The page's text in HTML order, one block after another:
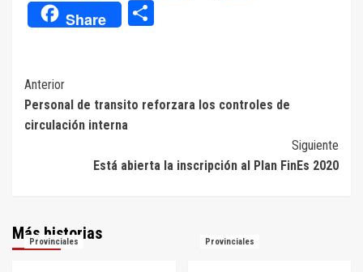
Share
Navegación
de
Anterior
Personal de transito reforzara los controles de
circulación interna
Siguiente
Está abierta la inscripción al Plan FinEs 2020
Más historias
Provinciales Provinciales